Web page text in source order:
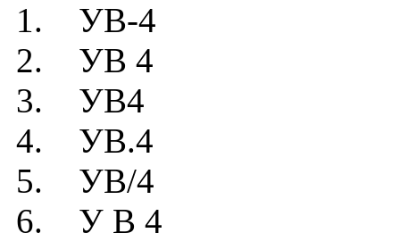
1. УВ-4
2. УВ 4
3. УВ4
4. УВ.4
5. УВ/4
6. У В 4